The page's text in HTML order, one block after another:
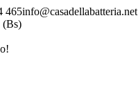
465info@casadellabatteria.net
(Bs)